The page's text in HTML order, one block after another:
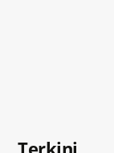
Terkini